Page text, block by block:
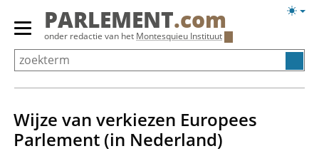
Overslaan
Primair
menu
tonen/verbergen
PARLEMENT.com
onder redactie van het Montesquieu Instituut
Wijze van verkiezen Europees
Parlement (in Nederland)